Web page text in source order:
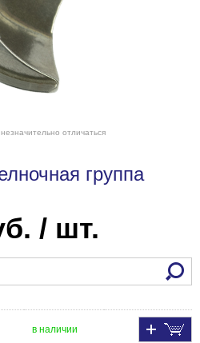
отличаться
группа
/ шт.
в наличии